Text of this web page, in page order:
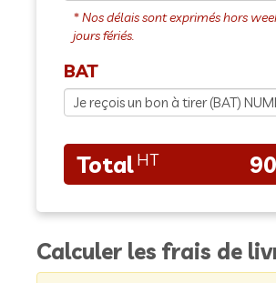
BAT
Calculer les frais de